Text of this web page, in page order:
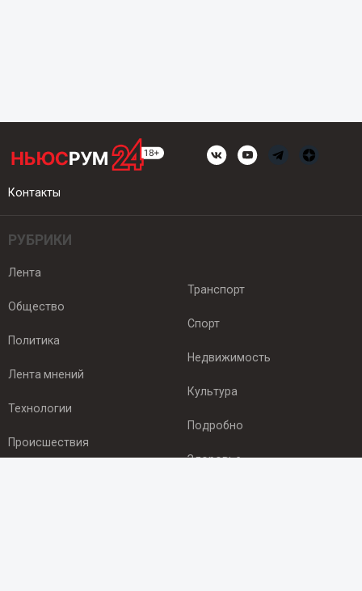
Контакты
РУБРИКИ
Лента
Общество
Политика
Лента мнений
Технологии
Происшествия
Транспорт
Спорт
Недвижимость
Культура
Подробно
Здоровье